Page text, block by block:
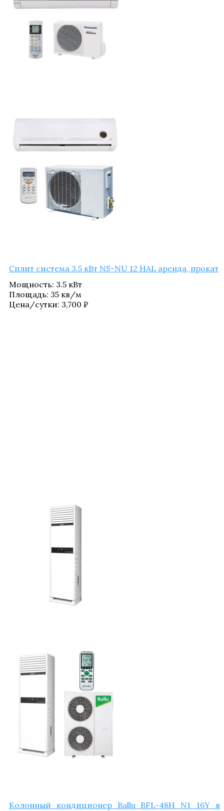
Сплит систе­ма 3.5 кВт NS-NU 12 HAL арен­да, прокат
Мощ­ность: 3.5 кВт
Пло­щадь: 35 кв/​м
Цена/​сутки: 3,700 ₽
Колон­ный кон­ди­ци­о­нер Ballu BFL-48H N1_​16Y в